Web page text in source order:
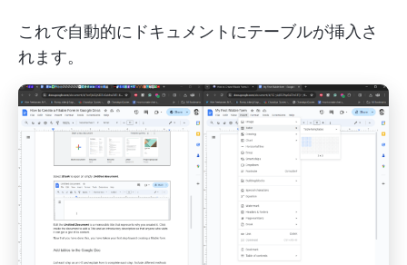
これで自動的にドキュメントにテーブルが挿入さ
れます。